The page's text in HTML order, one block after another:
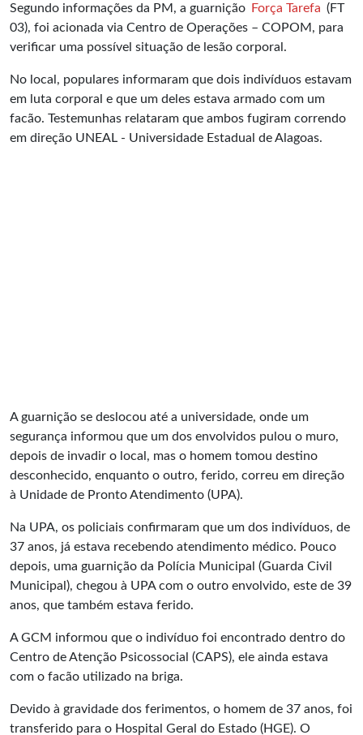
Segundo informações da PM, a guarnição Força Tarefa (FT
03), foi acionada via Centro de Operações – COPOM, para
verificar uma possível situação de lesão corporal.
No local, populares informaram que dois indivíduos estavam
em luta corporal e que um deles estava armado com um
facão. Testemunhas relataram que ambos fugiram correndo
em direção UNEAL - Universidade Estadual de Alagoas.
A guarnição se deslocou até a universidade, onde um
segurança informou que um dos envolvidos pulou o muro,
depois de invadir o local, mas o homem tomou destino
desconhecido, enquanto o outro, ferido, correu em direção
à Unidade de Pronto Atendimento (UPA).
Na UPA, os policiais confirmaram que um dos indivíduos, de
37 anos, já estava recebendo atendimento médico. Pouco
depois, uma guarnição da Polícia Municipal (Guarda Civil
Municipal), chegou à UPA com o outro envolvido, este de 39
anos, que também estava ferido.
A GCM informou que o indivíduo foi encontrado dentro do
Centro de Atenção Psicossocial (CAPS), ele ainda estava
com o facão utilizado na briga.
Devido à gravidade dos ferimentos, o homem de 37 anos, foi
transferido para o Hospital Geral do Estado (HGE). O